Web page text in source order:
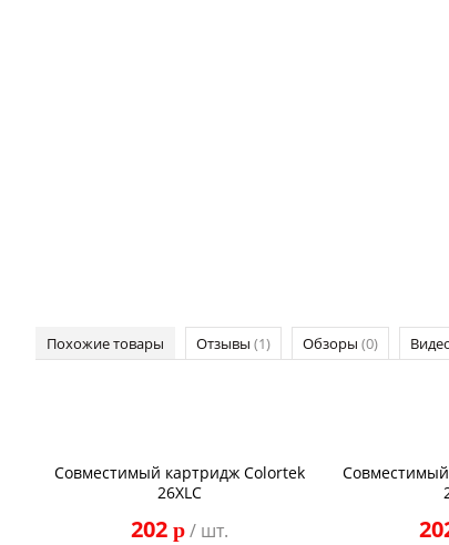
Похожие товары Отзывы (1) Обзоры (0)
Совместимый картридж Colortek
26XLC
202 p/ шт.